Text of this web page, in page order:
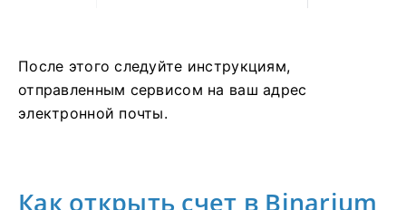
После этого следуйте инструкциям,
отправленным сервисом на ваш адрес
электронной почты.
Как открыть счет в Binarium